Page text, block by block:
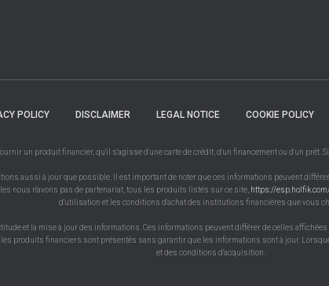
POLICY DISCLAIMER LEGAL NOTICE COOKIE POLICY
un produit financier, qu'il s'agisse d'une carte de crédit, d'un financement ou d'un
aussi à jour que possible. Il est important de noter que ces informations peuvent
nous n'avons pas de partenariat, tous les produits listés sur ce site, https://
d'utilisation et les conditions d'achat des institutions financières que vous
et la mise à jour des informations. Ces informations peuvent différer de celles
produits financiers sont présentés sans garantir que les informations sont à jour.
et des conditions d'acquisition.